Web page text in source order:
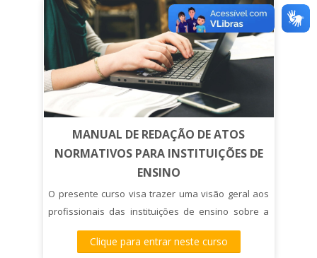
MANUAL DE REDAÇÃO DE ATOS
NORMATIVOS PARA INSTITUIÇÕES DE
ENSINO
O presente curso visa trazer uma visão geral aos
profissionais das instituições de ensino sobre a
definição, bem como a correta utilização dos
principais atos normativos internos.
Clique para entrar neste curso